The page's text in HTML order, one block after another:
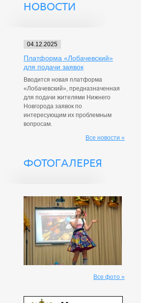
НОВОСТИ
04.12.2025
Платформа «Лобачевский»
для подачи заявок
Вводится новая платформа
«Лобачевский», предназначенная
для подачи жителями Нижнего
Новгорода заявок по
интересующим их проблемным
вопросам.
Все новости »
ФОТОГАЛЕРЕЯ
Все фото »